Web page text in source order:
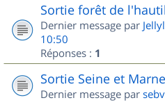
Sortie forêt de
Dernier message par
10:50
Réponses : 1
Sortie Seine et Marne
Dernier message par